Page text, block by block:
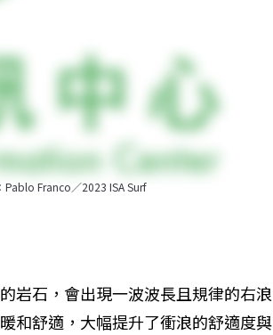
Pablo Franco／2023 ISA Surf
岩石，會出現一波波長且規律的右浪
和舒適，大幅提升了衝浪的舒適度與